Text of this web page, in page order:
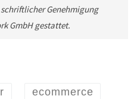
Genehmigung
GmbH gestattet.
ecommerce